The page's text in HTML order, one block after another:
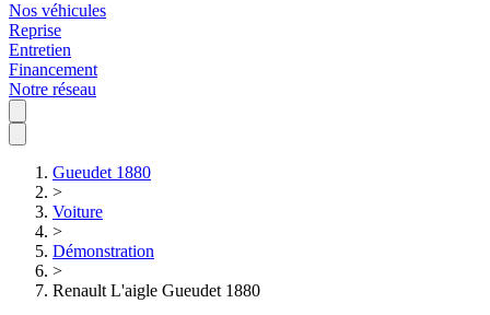
Nos véhicules
Reprise
Entretien
Financement
Notre réseau
Gueudet 1880
>
Voiture
>
Démonstration
>
Renault L'aigle Gueudet 1880